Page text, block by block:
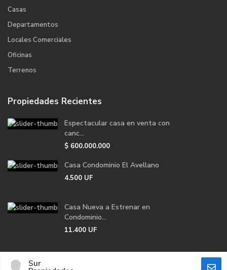
Casas
Departamentos
Locales Comerciales
Oficinas
Terrenos
Propiedades Recientes
Espectacular casa en venta con
canc...
$ 600.000.000
Casa Condominio El Avellano
4.500 UF
Casa Nueva a Estrenar en
Condominio...
11.400 UF
Sur